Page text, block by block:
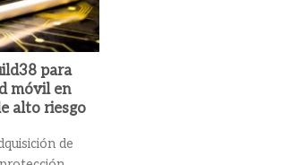
para
móvil en
alto riesgo
de